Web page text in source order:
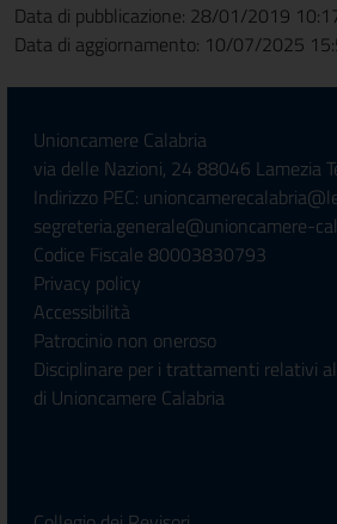
Data di pubblicazione: 28/01/2019
Data di aggiornamento: 10/07/2025
Unioncamere Calabria
via delle Nazioni, 24 88046 Lamezia
Indirizzo PEC:
segreteria.generale@unioncamere-
Codice Fiscale 80003830793
Privacy policy
Accessibilità
Patrocinio non oneroso
Disciplinare per i trattamenti relativi
di Unioncamere Calabria